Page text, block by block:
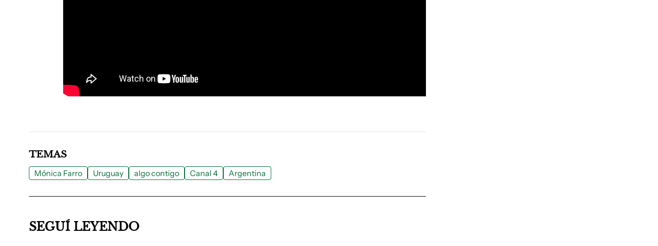
TEMAS
Mónica Farro Uruguay algo contigo Canal 4 Argentina
SEGUÍ LEYENDO